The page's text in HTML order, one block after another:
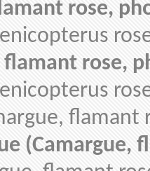
rose,
rose,
(Camargue,